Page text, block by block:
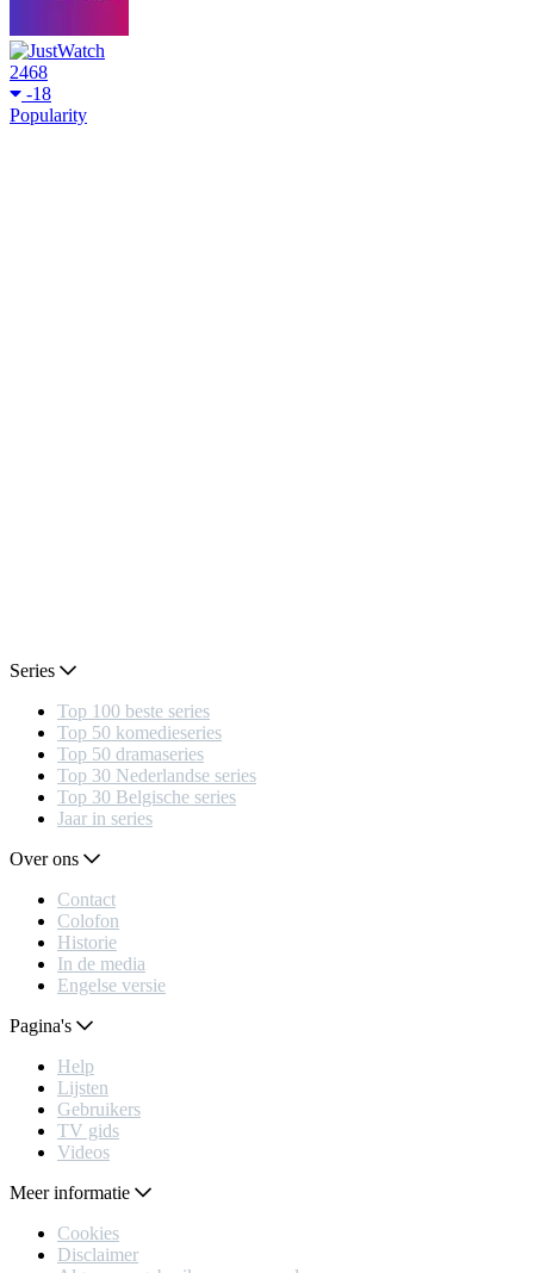
2468
-18
Popularity
Series
Top 100 beste series
Top 50 komedieseries
Top 50 dramaseries
Top 30 Nederlandse series
Top 30 Belgische series
Jaar in series
Over ons
Contact
Colofon
Historie
In de media
Engelse versie
Pagina's
Help
Lijsten
Gebruikers
TV gids
Videos
Meer informatie
Cookies
Disclaimer